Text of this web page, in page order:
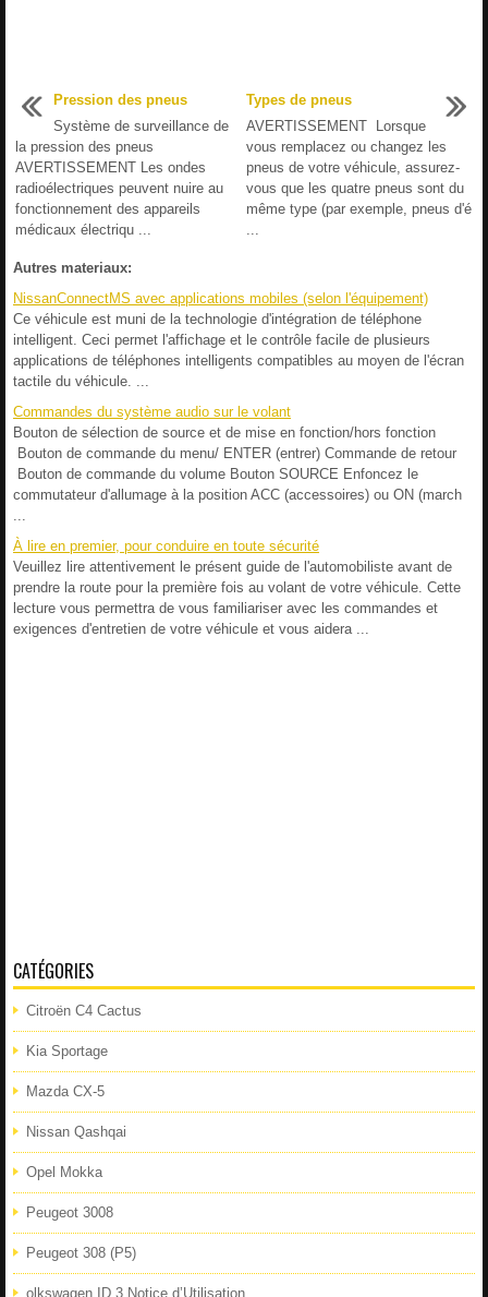
Pression des pneus
Système de surveillance de
la pression des pneus
AVERTISSEMENT Les ondes
radioélectriques peuvent nuire au
fonctionnement des appareils
médicaux électriqu ...
Types de pneus
AVERTISSEMENT Lorsque
vous remplacez ou changez les
pneus de votre véhicule, assurez-
vous que les quatre pneus sont du
même type (par exemple, pneus d'é
...
Autres materiaux:
NissanConnectMS avec applications mobiles (selon l'équipement)
Ce véhicule est muni de la technologie d'intégration de téléphone
intelligent. Ceci permet l'affichage et le contrôle facile de plusieurs
applications de téléphones intelligents compatibles au moyen de l'écran
tactile du véhicule. ...
Commandes du système audio sur le volant
Bouton de sélection de source et de mise en fonction/hors fonction
Bouton de commande du menu/ ENTER (entrer) Commande de retour
Bouton de commande du volume Bouton SOURCE Enfoncez le
commutateur d'allumage à la position ACC (accessoires) ou ON (march
...
À lire en premier, pour conduire en toute sécurité
Veuillez lire attentivement le présent guide de l'automobiliste avant de
prendre la route pour la première fois au volant de votre véhicule. Cette
lecture vous permettra de vous familiariser avec les commandes et
exigences d'entretien de votre véhicule et vous aidera ...
CATÉGORIES
Citroën C4 Cactus
Kia Sportage
Mazda CX-5
Nissan Qashqai
Opel Mokka
Peugeot 3008
Peugeot 308 (P5)
olkswagen ID.3 Notice d’Utilisation